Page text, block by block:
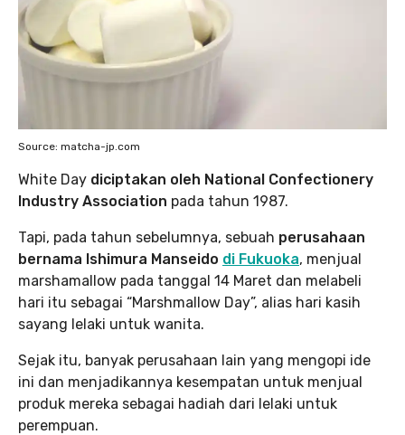
Source: matcha-jp.com
White Day diciptakan oleh National Confectionery
Industry Association pada tahun 1987.
Tapi, pada tahun sebelumnya, sebuah perusahaan
bernama Ishimura Manseido di Fukuoka, menjual
marshamallow pada tanggal 14 Maret dan melabeli
hari itu sebagai “Marshmallow Day”, alias hari kasih
sayang lelaki untuk wanita.
Sejak itu, banyak perusahaan lain yang mengopi ide
ini dan menjadikannya kesempatan untuk menjual
produk mereka sebagai hadiah dari lelaki untuk
perempuan.